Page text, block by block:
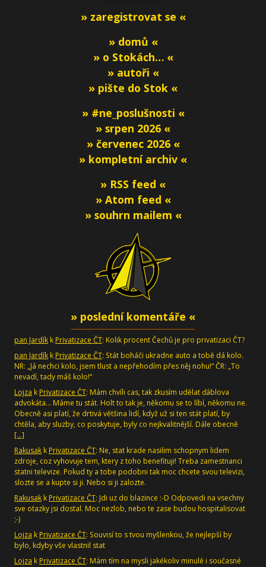
» zaregistrovat se «
» domů «
» o Stokách… «
» autoři «
» pište do Stok «
» #ne_poslušnosti «
» srpen 2026 «
» červenec 2026 «
» kompletní archiv «
» RSS feed «
» Atom feed «
» souhrn mailem «
» poslední komentáře «
pan Jardík k Privatizace ČT: Kolik procent Čechů je pro privatizaci ČT?
pan Jardík k Privatizace ČT: Stát boháči ukradne auto a tobě dá kolo.
NR: „Já nechci kolo, jsem tlust a nepřehodím přes něj nohu!“ ČR: „To
nevadí, tady máš kolo!“
Lojza k Privatizace ČT: Mám chvíli cas, tak zkusím udělat ďáblova
advokáta... Máme tu stát. Holt to tak je, někomu se to líbí, někomu ne.
Obecně asi platí, že drtivá většina lidí, když už si ten stát platí, by
chtěla, aby sluzby, co poskytuje, byly co nejkvalitnější. Dále obecně
[…]
Rakusak k Privatizace ČT: Ne, stat krade nasilim schopnym lidem
zdroje, coz vyhovuje tem, ktery z toho benefituji! Treba zamestnanci
statni televize. Pokud ty a tobe podobni tak moc chcete svou televizi,
slozte se a kupte si ji. Nebo si ji zalozte.
Rakusak k Privatizace ČT: Jdi uz do blazince :-D Odpovedi na vsechny
sve otazky jsi dostal. Moc nezlob, nebo te zase budou hospitalisovat
;-)
Lojza k Privatizace ČT: Souvisí to s tvou myšlenkou, že nejlepší by
bylo, kdyby vše vlastnil stat
Lojza k Privatizace ČT: Mám tím na mysli jakékoliv minulé i současné